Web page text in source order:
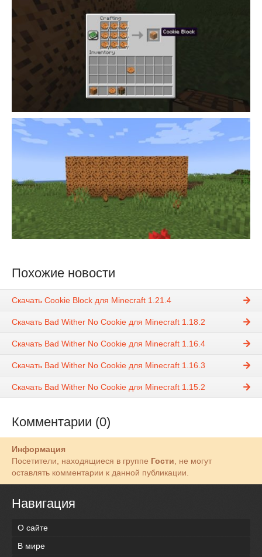
Похожие новости
Скачать Cookie Block для Minecraft 1.21.4
Скачать Bad Wither No Cookie для Minecraft 1.18.2
Скачать Bad Wither No Cookie для Minecraft 1.16.4
Скачать Bad Wither No Cookie для Minecraft 1.16.3
Скачать Bad Wither No Cookie для Minecraft 1.15.2
Комментарии (0)
Информация
Посетители, находящиеся в группе Гости , не могут
оставлять комментарии к данной публикации.
Навигация
О сайте
В мире